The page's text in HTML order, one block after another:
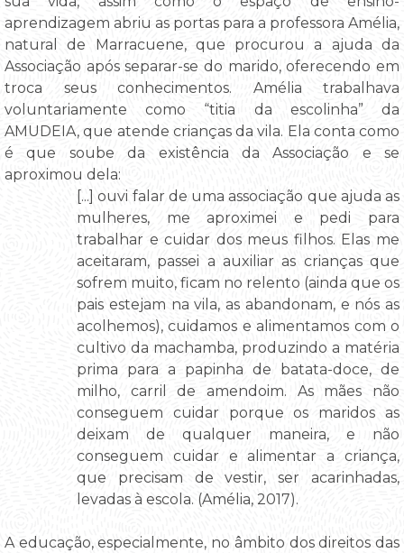
aprendizagem abriu as portas para a professora Amélia,
natural de Marracuene, que procurou a ajuda da
Associação após separar-se do marido, oferecendo em
troca seus conhecimentos. Amélia trabalhava
voluntariamente como “titia da escolinha” da
AMUDEIA, que atende crianças da vila. Ela conta como
é que soube da existência da Associação e se
aproximou dela:
[...] ouvi falar de uma associação que ajuda as
mulheres, me aproximei e pedi para
trabalhar e cuidar dos meus filhos. Elas me
aceitaram, passei a auxiliar as crianças que
sofrem muito, ficam no relento (ainda que os
pais estejam na vila, as abandonam, e nós as
acolhemos), cuidamos e alimentamos com o
cultivo da machamba, produzindo a matéria
prima para a papinha de batata-doce, de
milho, carril de amendoim. As mães não
conseguem cuidar porque os maridos as
deixam de qualquer maneira, e não
conseguem cuidar e alimentar a criança,
que precisam de vestir, ser acarinhadas,
levadas à escola. (Amélia, 2017).
A educação, especialmente, no âmbito dos direitos das